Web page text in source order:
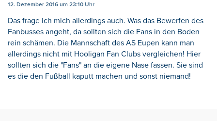
12. Dezember 2016 um 23:10 Uhr
Das frage ich mich allerdings auch. Was das Bewerfen des
Fanbusses angeht, da sollten sich die Fans in den Boden
rein schämen. Die Mannschaft des AS Eupen kann man
allerdings nicht mit Hooligan Fan Clubs vergleichen! Hier
sollten sich die "Fans" an die eigene Nase fassen. Sie sind
es die den Fußball kaputt machen und sonst niemand!